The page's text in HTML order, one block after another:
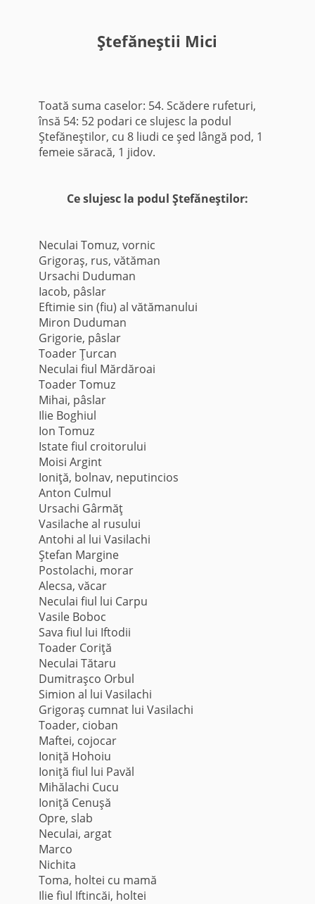
Ştefăneştii Mici
Toată suma caselor: 54. Scădere rufeturi,
însă 54: 52 podari ce slujesc la podul
Ştefăneştilor, cu 8 liudi ce şed lângă pod, 1
femeie săracă, 1 jidov.
Ce slujesc la podul Ştefăneştilor:
Neculai Tomuz, vornic
Grigoraş, rus, vătăman
Ursachi Duduman
Iacob, pâslar
Eftimie sin (fiu) al vătămanului
Miron Duduman
Grigorie, pâslar
Toader Ţurcan
Neculai fiul Mărdăroai
Toader Tomuz
Mihai, pâslar
Ilie Boghiul
Ion Tomuz
Istate fiul croitorului
Moisi Argint
Ioniţă, bolnav, neputincios
Anton Culmul
Ursachi Gârmăţ
Vasilache al rusului
Antohi al lui Vasilachi
Ştefan Margine
Postolachi, morar
Alecsa, văcar
Neculai fiul lui Carpu
Vasile Boboc
Sava fiul lui Iftodii
Toader Coriţă
Neculai Tătaru
Dumitraşco Orbul
Simion al lui Vasilachi
Grigoraş cumnat lui Vasilachi
Toader, cioban
Maftei, cojocar
Ioniţă Hohoiu
Ioniţă fiul lui Pavăl
Mihălachi Cucu
Ioniţă Cenuşă
Opre, slab
Neculai, argat
Marco
Nichita
Toma, holtei cu mamă
Ilie fiul Iftincăi, holtei